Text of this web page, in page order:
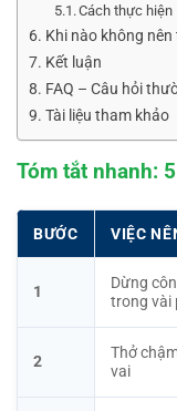
Cách thực hiện
Khi nào không
Kết luận
FAQ – Câu hỏi
Tài liệu tham khảo
Tóm tắt nhanh:
BƯỚC VIỆC
1
Dừng
trong vài
2
Thở
vai